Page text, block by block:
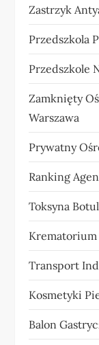
Zastrzyk
Przedszkola
Przedszkole
Zamknięty
Warszawa
Prywatny
Ranking
Toksyna
Transport
Kosmetyki
Balon